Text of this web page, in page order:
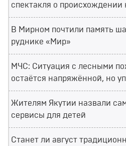
спектакля о происхождении
В Мирном почтили память
руднике «Мир»
МЧС: Ситуация с лесными
остаётся напряжённой, но
Жителям Якутии назвали
сервисы для детей
Станет ли август